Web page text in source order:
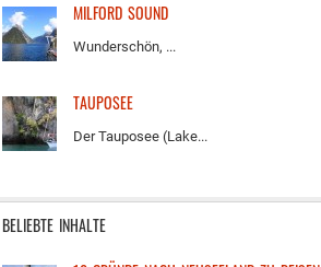
MILFORD SOUND
Wunderschön, ...
TAUPOSEE
Der Tauposee (Lake...
BELIEBTE INHALTE